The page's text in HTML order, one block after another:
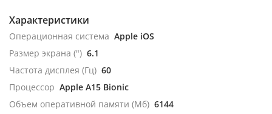
Характеристики
Операционная система Apple iOS
Размер экрана (") 6.1
Частота дисплея (Гц) 60
Процессор Apple A15 Bionic
Объем оперативной памяти (Мб) 6144